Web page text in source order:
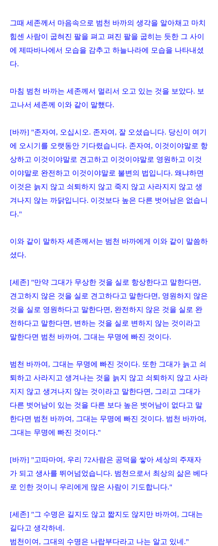
그때 세존께서 마음속으로 범천 바까의 생각을 알아채고 마치
힘센 사람이 굽혀진 팔을 펴고 펴진 팔을 굽히는 듯한 그 사이
에 제따바나에서 모습을 감추고 하늘나라에 모습을 나타내셨
다.
마침 범천 바까는 세존께서 멀리서 오고 있는 것을 보았다. 보
고나서 세존께 이와 같이 말했다.
[바까] "존자여 , 오십시오. 존자여 , 잘 오셨습니다. 당신이 여기
에 오시기를 오랫동안 기다렸습니다. 존자여 , 이것이야말로 항
상하고 이것이야말로 견고하고 이것이야말로 영원하고 이것
이야말로 완전하고 이것이야말로 불변의 법입니다. 왜냐하면
이것은 늙지 않고 쇠퇴하지 않고 죽지 않고 사라지지 않고 생
겨나지 않는 까닭입니다. 이것보다 높은 다른 벗어남은 없습니
다."
이와 같이 말하자 세존께서는 범천 바까에게 이와 같이 말씀하
셨다.
[세존] "만약 그대가 무상한 것을 실로 항상한다고 말한다면 ,
견고하지 않은 것을 실로 견고하다고 말한다면 , 영원하지 않은
것을 실로 영원하다고 말한다면 , 완전하지 않은 것을 실로 완
전하다고 말한다면 , 변하는 것을 실로 변하지 않는 것이라고
말한다면 범천 바까여 , 그대는 무명에 빠진 것이다.
범천 바까여 , 그대는 무명에 빠진 것이다. 또한 그대가 늙고 쇠
퇴하고 사라지고 생겨나는 것을 늙지 않고 쇠퇴하지 않고 사라
지지 않고 생겨나지 않는 것이라고 말한다면 , 그리고 그대가
다른 벗어남이 있는 것을 다른 보다 높은 벗어남이 없다고 말
한다면 범천 바까여 , 그대는 무명에 빠진 것이다. 범천 바까여 ,
그대는 무명에 빠진 것이다."
[바까] "고따마여 , 우리 72사람은 공덕을 쌓아 세상의 주재자
가 되고 생사를 뛰어넘었습니다. 범천으로서 최상의 삶은 베다
로 인한 것이니 우리에게 많은 사람이 기도합니다."
[세존] "그 수명은 길지도 않고 짧지도 않지만 바까여 , 그대는
길다고 생각하네 .
범천이여 , 그대의 수명은 나랍부다라고 나는 알고 있네 ."